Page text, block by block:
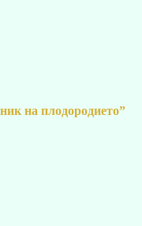
на плодородието”